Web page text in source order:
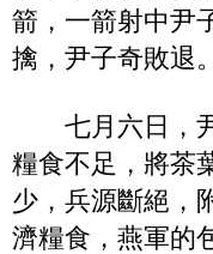
箭，一箭射中尹
擒，尹子奇敗退
七月六日，尹
糧食不足，將茶
少，兵源斷絕，
濟糧食，燕軍的